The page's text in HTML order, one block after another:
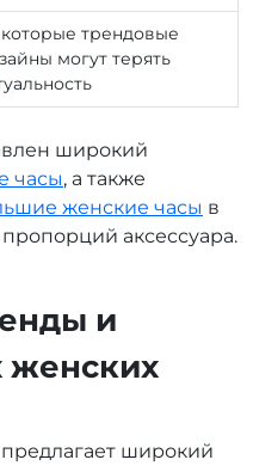
трендовые
могут терять
широкий
часы, а также
женские часы в
аксессуара.
и
женских
широкий